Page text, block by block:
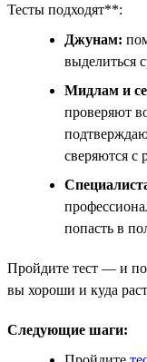
Тесты подходят**:
Джунам:
выделиться
Мидлам и
проверяют
сверяются с
попасть в
Пройдите тест — и
вы хороши и куда
Следующие шаги: